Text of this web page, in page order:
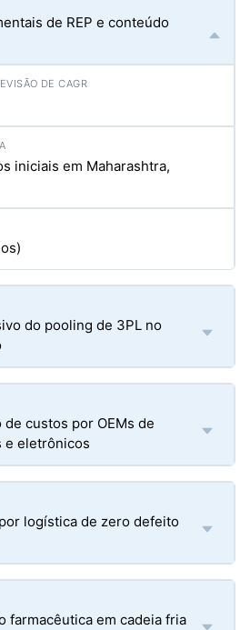
de REP e conteúdo
iniciais em Maharashtra,
do pooling de 3PL no
custos por OEMs de
e eletrônicos
logística de zero defeito
farmacêutica em cadeia fria